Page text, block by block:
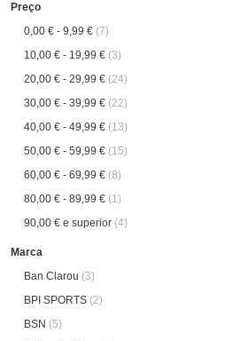
Preço
0,00 € - 9,99 € (7)
10,00 € - 19,99 € (3)
20,00 € - 29,99 € (24)
30,00 € - 39,99 € (22)
40,00 € - 49,99 € (13)
50,00 € - 59,99 € (15)
60,00 € - 69,99 € (8)
80,00 € - 89,99 € (1)
90,00 € e superior (4)
Marca
Ban Clarou (3)
BPI SPORTS (2)
BSN (5)